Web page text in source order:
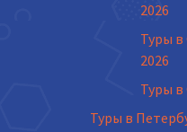
2026
Туры в
2026
Туры в
Туры в